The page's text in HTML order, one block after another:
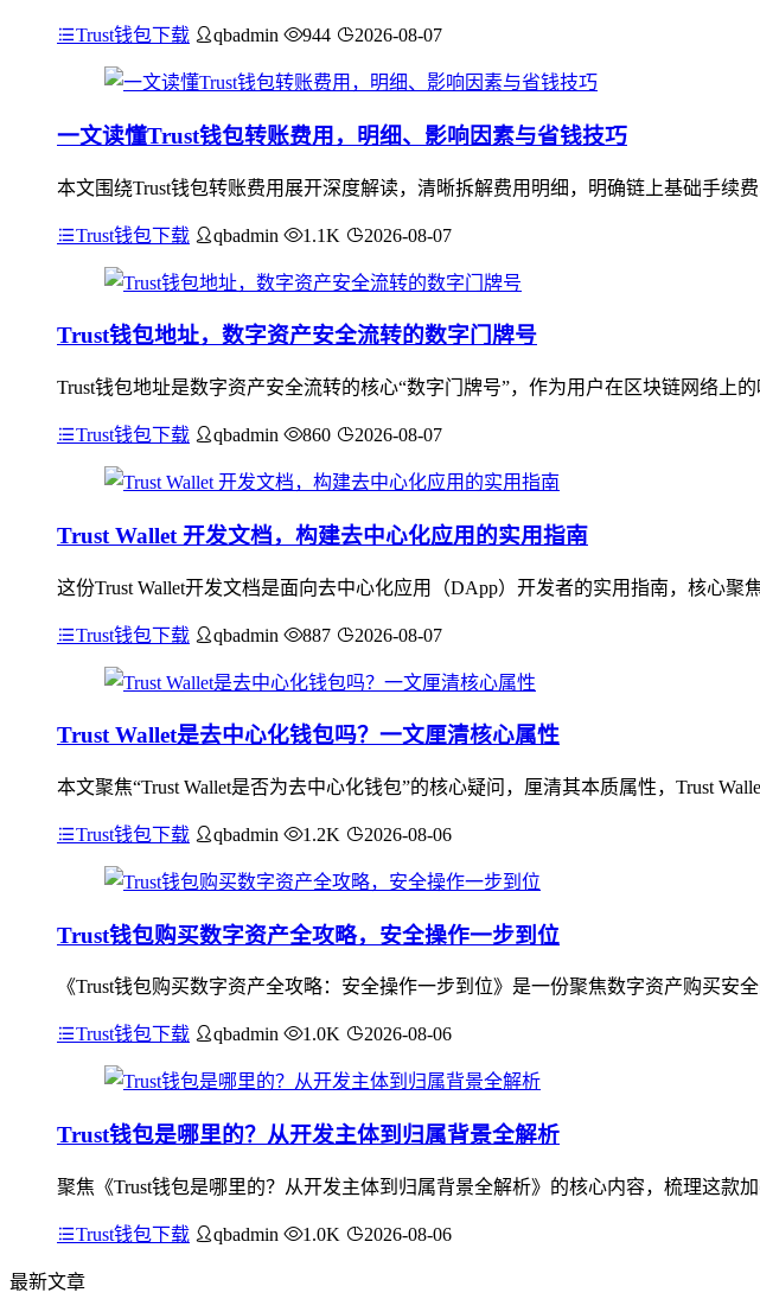
Trust钱包下载 qbadmin 944 2026-08-07
一文读懂Trust钱包转账费用，明细、影响因素与省钱技巧
本文围绕Trust钱包转账费用展开深度解读，清晰拆解费用明细，明确链上基础手续
Trust钱包下载 qbadmin 1.1K 2026-08-07
Trust钱包地址，数字资产安全流转的数字门牌号
Trust钱包地址是数字资产安全流转的核心“数字门牌号”，作为用户在区块链网络
Trust钱包下载 qbadmin 860 2026-08-07
Trust Wallet 开发文档，构建去中心化应用的实用指南
这份Trust Wallet开发文档是面向去中心化应用（DApp）开发者的实用指南，核心聚
Trust钱包下载 qbadmin 887 2026-08-07
Trust Wallet是去中心化钱包吗？一文厘清核心属性
本文聚焦“Trust Wallet是否为去中心化钱包”的核心疑问，厘清其本质属性，Trust
Trust钱包下载 qbadmin 1.2K 2026-08-06
Trust钱包购买数字资产全攻略，安全操作一步到位
《Trust钱包购买数字资产全攻略：安全操作一步到位》是一份聚焦数字资产购买
Trust钱包下载 qbadmin 1.0K 2026-08-06
Trust钱包是哪里的？从开发主体到归属背景全解析
聚焦《Trust钱包是哪里的？从开发主体到归属背景全解析》的核心内容，梳理这款
Trust钱包下载 qbadmin 1.0K 2026-08-06
最新文章